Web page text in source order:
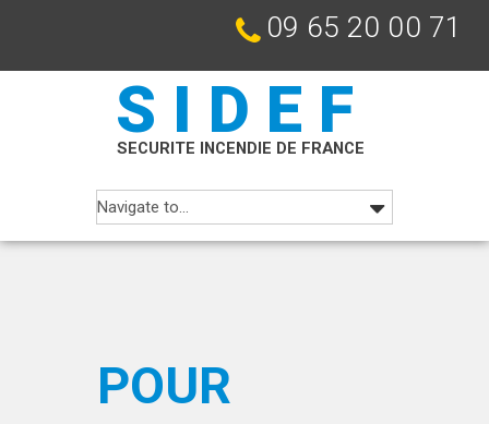
09 65 20 00 71
SIDEF
SECURITE INCENDIE DE FRANCE
POUR